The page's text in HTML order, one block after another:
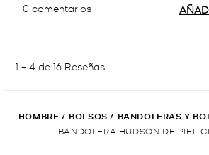
HOMBRE / BOLSOS / BANDOLERAS Y
BANDOLERA HUDSON DE PIEL